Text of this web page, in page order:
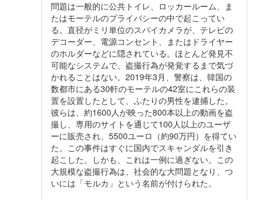
問題は一般的に公共トイレ、ロッカールーム、ま
たはモーテルのプライバシーの中で起こってい
る。直径がミリ単位のスパイカメラが、テレビの
デコーダー、電源コンセント、またはドライヤー
のホルダーなどに隠されている。ほとんど発見不
可能なシステムで、盗撮行為が発覚するまで気づ
かれることはない。2019年3月、警察は、韓国の
数都市にある30軒のモーテルの42室にこれらの装
置を設置したとして、ふたりの男性を逮捕した。
彼らは、約1600人が映った800本以上の動画を盗
撮し、専用のサイトを通じて100人以上のユーザ
ーに販売され、5500ユーロ（約90万円）を得てい
た。この事件はすぐに国内でスキャンダルを引き
起こした。しかも、これは一例に過ぎない。この
大規模な盗撮行為は、社会的な大問題となり、つ
いには「モルカ」という名前が付けられた。